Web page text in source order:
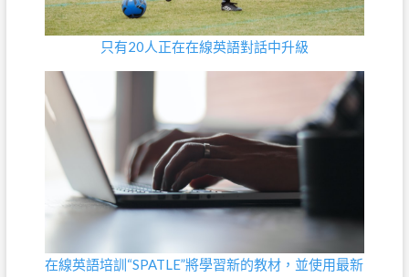
只有20人正在在線英語對話中升級
在線英語培訓“SPATLE”將學習新的教材，並使用最新